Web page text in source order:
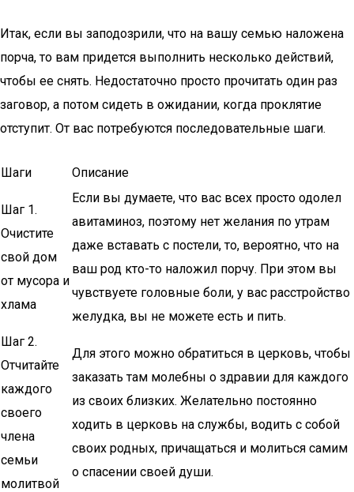
Итак, если вы заподозрили, что на вашу семью наложена
порча, то вам придется выполнить несколько действий,
чтобы ее снять. Недостаточно просто прочитать один раз
заговор, а потом сидеть в ожидании, когда проклятие
отступит. От вас потребуются последовательные шаги.
Шаги Описание
Шаг 1.
Очистите
свой дом
от мусора и
хлама
Если вы думаете, что вас всех просто одолел
авитаминоз, поэтому нет желания по утрам
даже вставать с постели, то, вероятно, что на
ваш род кто-то наложил порчу. При этом вы
чувствуете головные боли, у вас расстройство
желудка, вы не можете есть и пить.
Шаг 2.
Отчитайте
каждого
своего
члена
семьи
молитвой
Для этого можно обратиться в церковь, чтобы
заказать там молебны о здравии для каждого
из своих близких. Желательно постоянно
ходить в церковь на службы, водить с собой
своих родных, причащаться и молиться самим
о спасении своей души.